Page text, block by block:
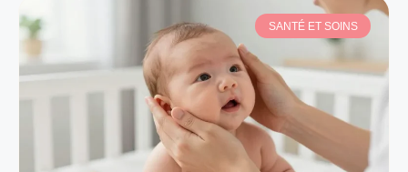
SANTÉ ET SOINS